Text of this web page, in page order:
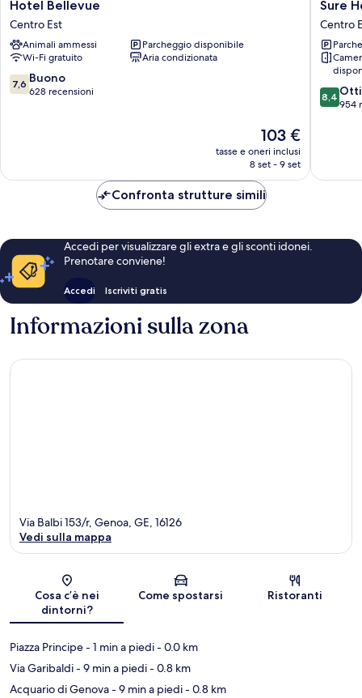
Bellevue
Centro
Est
Hotel Bellevue
Centro Est
Animali ammessi
Parcheggio disponibile
Wi-Fi gratuito
Aria condizionata
7.6
su
7,6 Buono
628 recensioni
Il
prezzo
attuale
103 €
103 €
tasse e oneri inclusi
8 set - 9 set
Hotel
by
Best
Western
Nologo
Centro
Est
Sure
Centro
8.4
su
8,4
954
Confronta strutture simili
Accedi per visualizzare gli extra e gli sconti idonei.
Prenotare conviene!
Accedi Iscriviti gratis
Informazioni sulla zona
Mappa
Via Balbi 153/r, Genoa, GE, 16126
Vedi sulla mappa
Cosa c’è nei
dintorni?
Come spostarsi Ristoranti
Piazza Principe- 1 min a piedi- 0.0 km
Via Garibaldi- 9 min a piedi- 0.8 km
Acquario di Genova- 9 min a piedi- 0.8 km